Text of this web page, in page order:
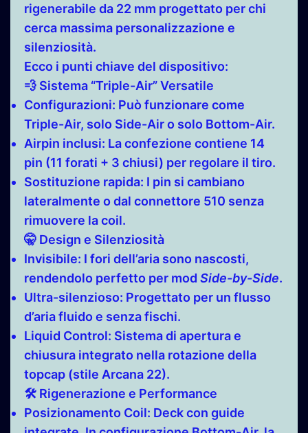
rigenerabile da 22 mm progettato per chi
cerca massima personalizzazione e
silenziosità.
Ecco i punti chiave del dispositivo:
💨 Sistema “Triple-Air” Versatile
Configurazioni: Può funzionare come
Triple-Air, solo Side-Air o solo Bottom-Air.
Airpin inclusi: La confezione contiene 14
pin (11 forati + 3 chiusi) per regolare il tiro.
Sostituzione rapida: I pin si cambiano
lateralmente o dal connettore 510 senza
rimuovere la coil.
🤫 Design e Silenziosità
Invisibile: I fori dell’aria sono nascosti,
rendendolo perfetto per mod Side-by-Side.
Ultra-silenzioso: Progettato per un flusso
d’aria fluido e senza fischi.
Liquid Control: Sistema di apertura e
chiusura integrato nella rotazione della
topcap (stile Arcana 22).
🛠️ Rigenerazione e Performance
Posizionamento Coil: Deck con guide